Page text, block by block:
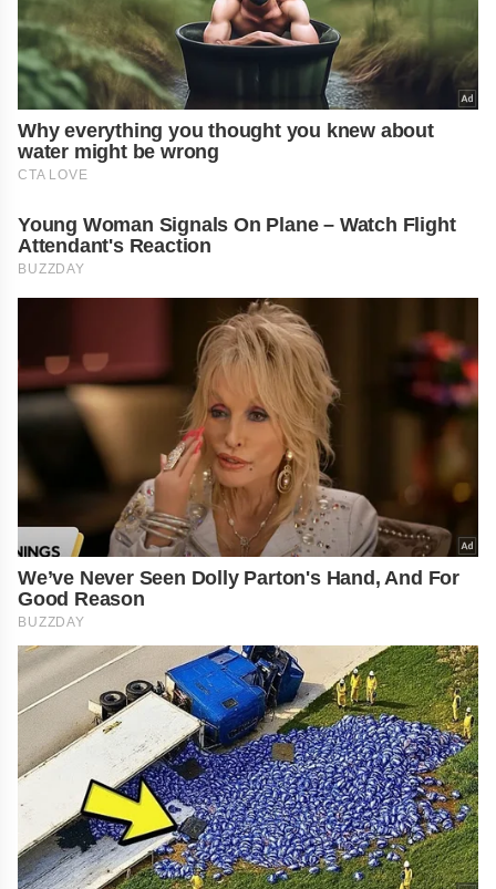
Why everything you thought you knew about
water might be wrong
CTA LOVE
Young Woman Signals On Plane – Watch Flight
Attendant's Reaction
BUZZDAY
We’ve Never Seen Dolly Parton's Hand, And For
Good Reason
BUZZDAY